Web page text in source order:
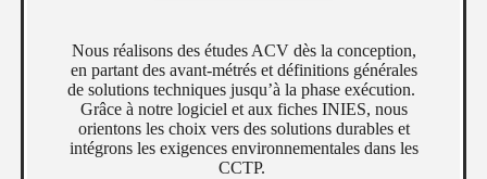
Nous réalisons des études ACV dès la conception,
en partant des avant-métrés et définitions générales
de solutions techniques jusqu’à la phase exécution.
Grâce à notre logiciel et aux fiches INIES, nous
orientons les choix vers des solutions durables et
intégrons les exigences environnementales dans les
CCTP.